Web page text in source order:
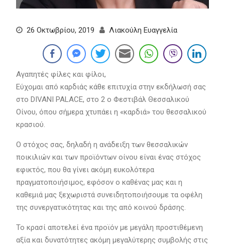
26 Οκτωβρίου, 2019 Λιακούλη Ευαγγελία
Αγαπητές φίλες και φίλοι,
Εύχομαι από καρδιάς κάθε επιτυχία στην εκδήλωσή σας
στο DIVANI PALACE, στο 2 ο Φεστιβάλ Θεσσαλικού
Οίνου, όπου σήμερα χτυπάει η «καρδιά» του θεσσαλικού
κρασιού.
Ο στόχος σας, δηλαδή η ανάδειξη των θεσσαλικών
ποικιλιών και των προϊόντων οίνου είναι ένας στόχος
εφικτός, που θα γίνει ακόμη ευκολότερα
πραγματοποιήσιμος, εφόσον ο καθένας μας και η
καθεμιά μας ξεχωριστά συνειδητοποιήσουμε τα οφέλη
της συνεργατικότητας και της από κοινού δράσης.
Το κρασί αποτελεί ένα προϊόν με μεγάλη προστιθέμενη
αξία και δυνατότητες ακόμη μεγαλύτερης συμβολής στις